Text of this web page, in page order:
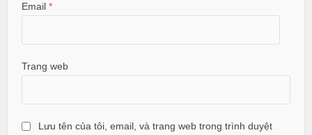
Email*
Trang web
Lưu tên của tôi, email, và trang web trong trình duyệt